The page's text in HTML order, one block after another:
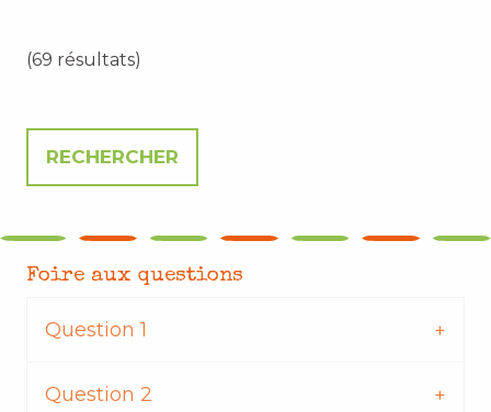
(69 résultats)
Foire aux questions
Question 1
Question 2